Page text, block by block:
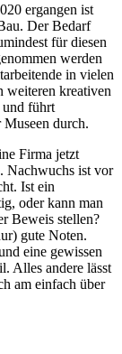
ergangen ist
Der Bedarf
für diesen
werden
in vielen
weiteren kreativen
und führt
durch.
Firma jetzt
Nachwuchs ist vor
Ist ein
oder kann man
Beweis stellen?
gute Noten.
eine gewissen
Alles andere lässt
am einfach über